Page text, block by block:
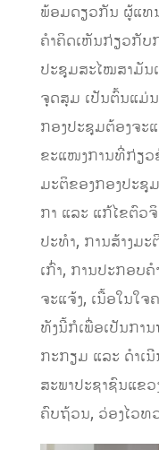
ພ້ອມດຽວກັນ ຜູ້ແທ
ຄຳຄິດເຫັນກ່ຽວກັບ
ປະຊຸມສະໄໝສາມັນ
ຈຸດສຸມ ເປັນຕົ້ນແມ່
ກອງປະຊຸມຕ້ອງຈະ
ຂະແໜງການທີ່ກ່ຽວ
ມະຕິຂອງກອງປະຊຸ
ກາ ແລະ ແກ້ໄຂຕົວ
ປະທຳ, ການສ້າງມ
ເກົ່າ, ການປະກອບ
ຈະແຈ້ງ, ເນື້ອໃນໃ
ທັງນີ້ກໍເພື່ອເປັນກາ
ກະກຽມ ແລະ ດຳເ
ສະພາປະຊາຊົນແຂ
ຄົບຖ້ວນ, ວ່ອງໄວທ